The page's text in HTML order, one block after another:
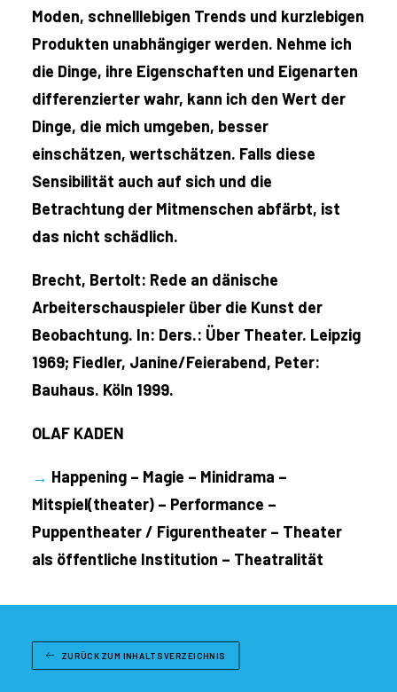
Moden, schnelllebigen Trends und kurzlebigen
Produkten unabhängiger werden. Nehme ich
die Dinge, ihre Eigenschaften und Eigenarten
differenzierter wahr, kann ich den Wert der
Dinge, die mich umgeben, besser
einschätzen, wertschätzen. Falls diese
Sensibilität auch auf sich und die
Betrachtung der Mitmenschen abfärbt, ist
das nicht schädlich.
Brecht, Bertolt: Rede an dänische
Arbeiterschauspieler über die Kunst der
Beobachtung. In: Ders.: Über Theater. Leipzig
1969; Fiedler, Janine/Feierabend, Peter:
Bauhaus. Köln 1999.
OLAF KADEN
→ Happening – Magie – Minidrama –
Mitspiel(theater) – Performance –
Puppentheater / Figurentheater – Theater
als öffentliche Institution – Theatralität
ZURÜCK ZUM INHALTSVERZEICHNIS